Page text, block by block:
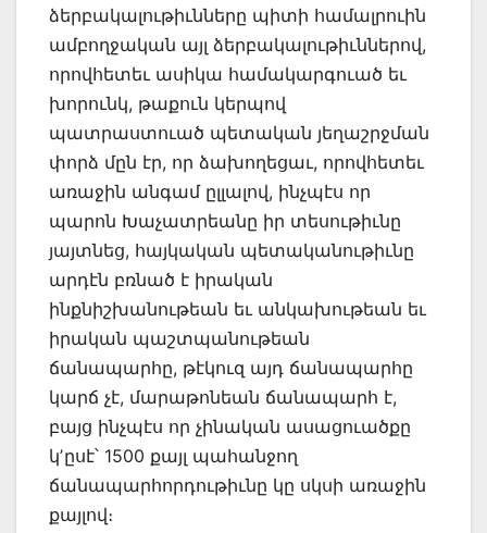
ձերբակալութիւնները պիտի համալրուին
ամբողջական այլ ձերբակալութիւններով,
որովհետեւ ասիկա համակարգուած եւ
խորունկ, թաքուն կերպով
պատրաստուած պետական յեղաշրջման
փորձ մըն էր, որ ձախողեցաւ, որովհետեւ
առաջին անգամ ըլլալով, ինչպէս որ
պարոն Խաչատրեանը իր տեսութիւնը
յայտնեց, հայկական պետականութիւնը
արդէն բռնած է իրական
ինքնիշխանութեան եւ անկախութեան եւ
իրական պաշտպանութեան
ճանապարհը, թէկուզ այդ ճանապարհը
կարճ չէ, մարաթոնեան ճանապարհ է,
բայց ինչպէս որ չինական ասացուածքը
կʼըսէ՝ 1500 քայլ պահանջող
ճանապարհորդութիւնը կը սկսի առաջին
քայլով։